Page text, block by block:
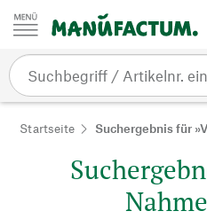
Zum Inhalt springen
Startseite Suchergebnis für